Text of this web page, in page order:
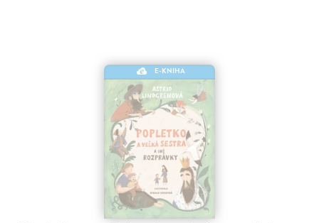
E-KNIHA